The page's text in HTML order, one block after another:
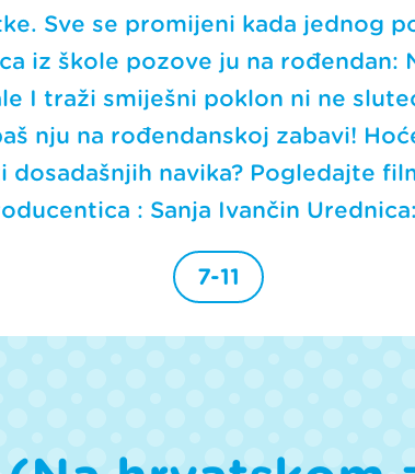
Sve se promijeni kada jednog
iz škole pozove ju na rođendan:
I traži smiješni poklon ni ne
nju na rođendanskoj zabavi!
navika? Pogledajte
: Sanja Ivančin
7-11